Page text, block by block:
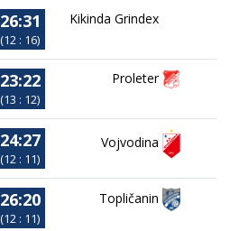
26:31
(12 : 16)
Kikinda Grindex
23:22
(13 : 12)
Proleter
24:27
(12 : 11)
Vojvodina
26:20
(12 : 11)
Topličanin